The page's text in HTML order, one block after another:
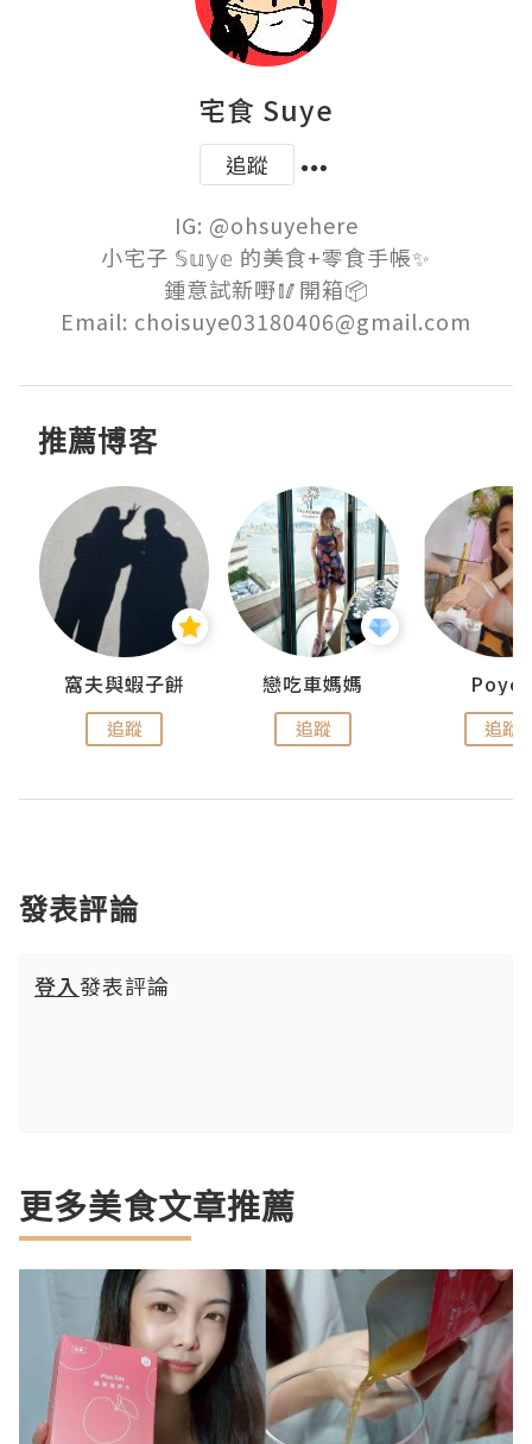
宅食 Suye
追蹤
IG: @ohsuyehere
小宅子 𝕊𝕦𝕪𝕖 的美食+零食手帳✨
鍾意試新嘢🥢開箱📦
Email: choisuye03180406@gmail.com
推薦博客
窩夫與蝦子餅
追蹤
戀吃車媽媽
追蹤 追蹤
發表評論
登入發表評論
更多美食文章推薦